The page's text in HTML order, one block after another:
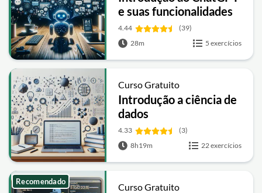
e suas funcionalidades
4.44
(39)
28m
5 exercícios
Curso Gratuito
Introdução a ciência de
dados
4.33
(3)
8h19m
22 exercícios
Curso Gratuito
Recomendado